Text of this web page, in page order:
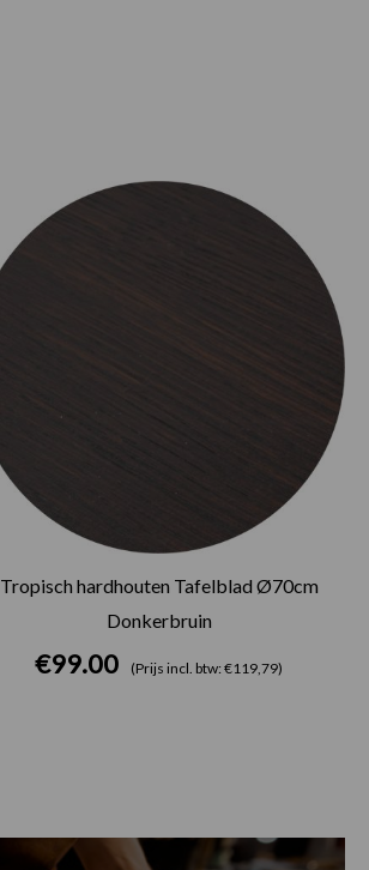
Tropisch hardhouten Tafelblad Ø70cm
Donkerbruin
€99.00 (Prijs incl. btw: €119,79)